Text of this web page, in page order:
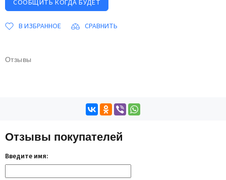
СООБЩИТЬ КОГДА БУДЕТ
В ИЗБРАННОЕ СРАВНИТЬ
Отзывы
Отзывы покупателей
Введите имя: